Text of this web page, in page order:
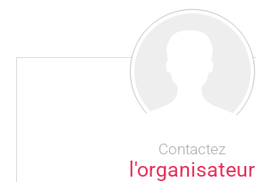
Contactez
l'organisateur